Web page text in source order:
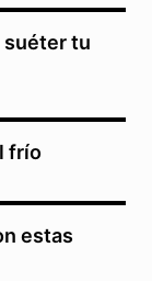
suéter tu
frío
estas